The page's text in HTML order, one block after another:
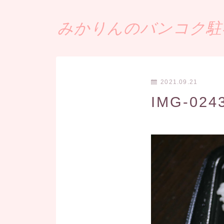
みかりんのバンコク駐
2021.09.21
IMG-